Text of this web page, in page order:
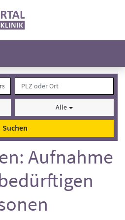
Alle
Suchen
Aufnahme